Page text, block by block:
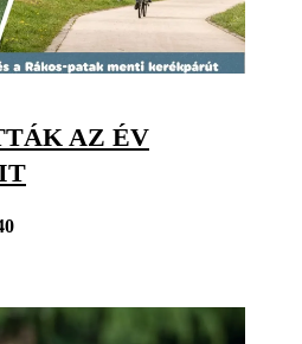
AZ ÉV